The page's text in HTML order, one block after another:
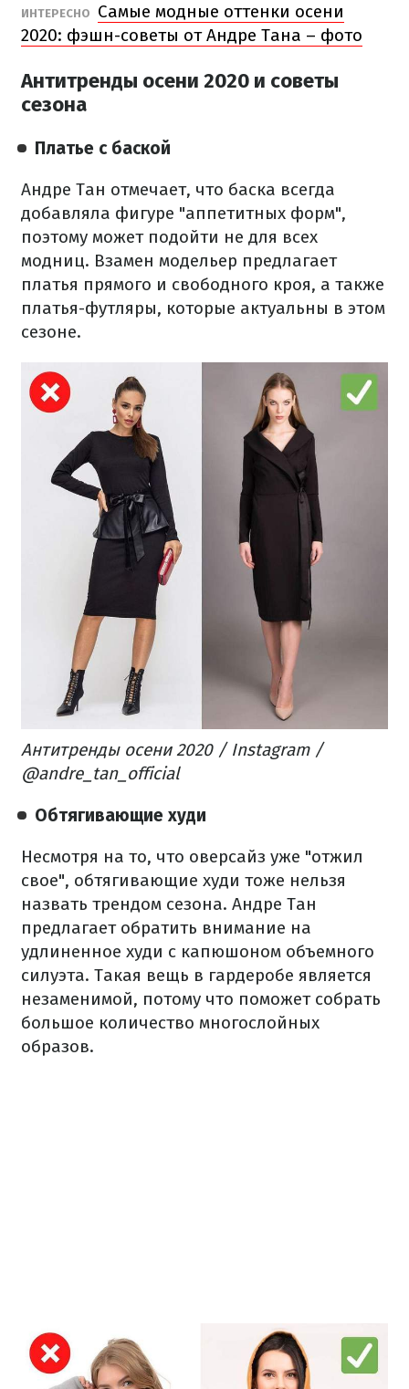
ИНТЕРЕСНО
Самые модные оттенки осени
2020: фэшн-советы от Андре Тана – фото
Антитренды осени 2020 и советы
сезона
Платье с баской
Андре Тан отмечает, что баска всегда
добавляла фигуре "аппетитных форм",
поэтому может подойти не для всех
модниц. Взамен модельер предлагает
платья прямого и свободного кроя, а также
платья-футляры, которые актуальны в этом
сезоне.
Антитренды осени 2020 / Instagram /
@andre_tan_official
Обтягивающие худи
Несмотря на то, что оверсайз уже "отжил
свое", обтягивающие худи тоже нельзя
назвать трендом сезона. Андре Тан
предлагает обратить внимание на
удлиненное худи с капюшоном объемного
силуэта. Такая вещь в гардеробе является
незаменимой, потому что поможет собрать
большое количество многослойных
образов.